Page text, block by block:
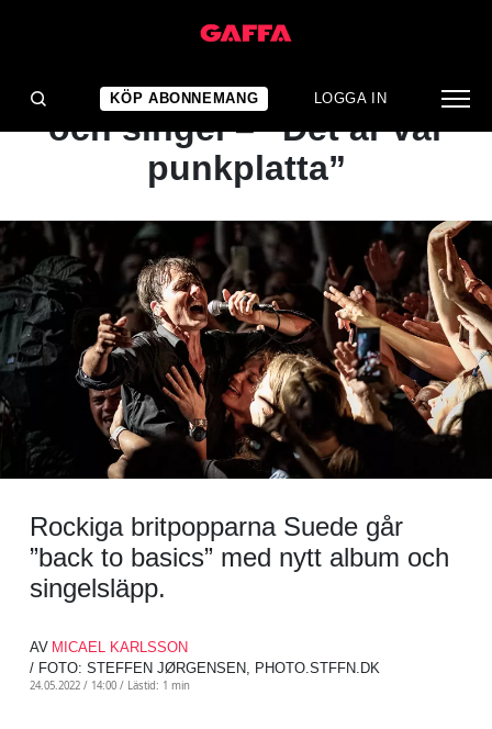
KÖP ABONNEMANG LOGGA IN
NYHET
Suede släpper nytt album
och singel – ”Det är vår
punkplatta”
Rockiga britpopparna Suede går
”back to basics” med nytt album och
singelsläpp.
AV MICAEL KARLSSON
/ FOTO: STEFFEN JØRGENSEN, PHOTO.STFFN.DK
24.05.2022 / 14:00 / Lästid: 1 min